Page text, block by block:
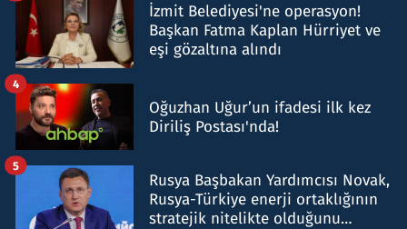
İzmit Belediyesi'ne operasyon!
Başkan Fatma Kaplan Hürriyet ve
eşi gözaltına alındı
Oğuzhan Uğur’un ifadesi ilk kez
Diriliş Postası'nda!
4
Rusya Başbakan Yardımcısı Novak,
Rusya-Türkiye enerji ortaklığının
stratejik nitelikte olduğunu
5